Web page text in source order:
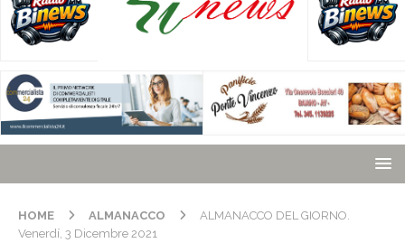
HOME ALMANACCO
ALMANACCO DEL GIORNO.
Venerdí, 3 Dicembre 2021